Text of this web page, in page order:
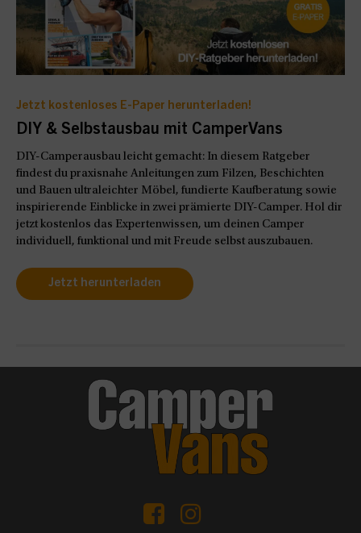
Jetzt kostenloses E-Paper herunterladen!
DIY & Selbstausbau mit CamperVans
DIY-Camperausbau leicht gemacht: In diesem Ratgeber
findest du praxisnahe Anleitungen zum Filzen, Beschichten
und Bauen ultraleichter Möbel, fundierte Kaufberatung sowie
inspirierende Einblicke in zwei prämierte DIY-Camper. Hol dir
jetzt kostenlos das Expertenwissen, um deinen Camper
individuell, funktional und mit Freude selbst auszubauen.
Jetzt herunterladen